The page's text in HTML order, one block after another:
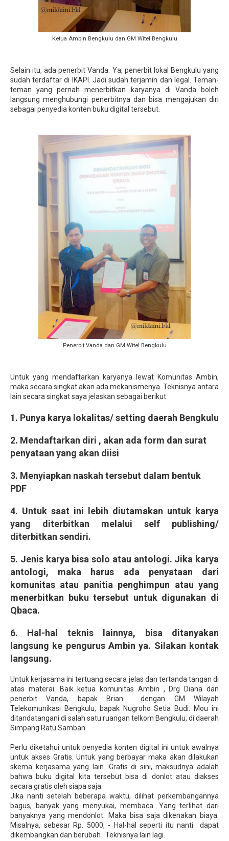
Ketua Ambin Bengkulu dan GM Witel Bengkulu
Selain itu, ada penerbit Vanda. Ya, penerbit lokal Bengkulu yang
sudah terdaftar di IKAPI. Jadi sudah terjamin dan legal. Teman-
teman yang pernah menerbitkan karyanya di Vanda boleh
langsung menghubungi penerbitnya dan bisa mengajukan diri
sebagai penyedia konten buku digital tersebut.
Penerbit Vanda dan GM Witel Bengkulu
Untuk yang mendaftarkan karyanya lewat Komunitas Ambin,
maka secara singkat akan ada mekanismenya. Teknisnya antara
lain secara singkat saya jelaskan sebagai berikut
1. Punya karya lokalitas/ setting daerah Bengkulu
2. Mendaftarkan diri , akan ada form dan surat
penyataan yang akan diisi
3. Menyiapkan naskah tersebut dalam bentuk
PDF
4. Untuk saat ini lebih diutamakan untuk karya
yang diterbitkan melalui self publishing/
diterbitkan sendiri.
5. Jenis karya bisa solo atau antologi. Jika karya
antologi, maka harus ada penyataan dari
komunitas atau panitia penghimpun atau yang
menerbitkan buku tersebut untuk digunakan di
Qbaca.
6. Hal-hal teknis lainnya, bisa ditanyakan
langsung ke pengurus Ambin ya. Silakan kontak
langsung.
Untuk kerjasama ini tertuang secara jelas dan tertanda tangan di
atas materai. Baik ketua komunitas Ambin , Drg Diana dan
penerbit Vanda, bapak Brian dengan GM Wilayah
Telekomunikasi Bengkulu, bapak Nugroho Setia Budi. Mou ini
ditandatangani di salah satu ruangan telkom Bengkulu, di daerah
Simpang Ratu Samban
Perlu diketahui untuk penyedia konten digital ini untuk awalnya
untuk akses Gratis. Untuk yang berbayar maka akan dilakukan
skema kerjasama yang lain. Gratis di sini, maksudnya adalah
bahwa buku digital kita tersebut bisa di donlot atau diakses
secara gratis oleh siapa saja.
Jika nanti setelah beberapa waktu, dilihat perkembangannya
bagus, banyak yang menyukai, membaca. Yang terlihat dari
banyaknya yang mendonlot. Maka bisa saja dikenakan biaya.
Misalnya, sebesar Rp. 5000, - Hal-hal seperti itu nanti dapat
dikembangkan dan berubah . Teknisnya lain lagi.